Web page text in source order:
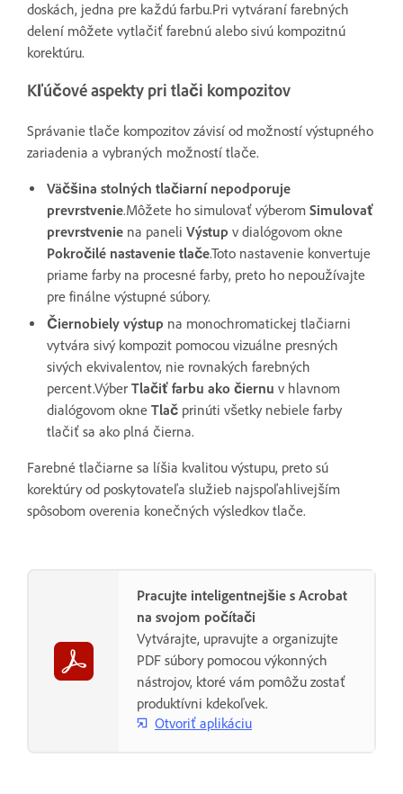
doskách, jedna pre každú farbu.Pri vytváraní farebných
delení môžete vytlačiť farebnú alebo sivú kompozitnú
korektúru.
Kľúčové aspekty pri tlači kompozitov
Správanie tlače kompozitov závisí od možností výstupného
zariadenia a vybraných možností tlače.
Väčšina stolných tlačiarní nepodporuje
prevrstvenie.Môžete ho simulovať výberom Simulovať
prevrstvenie na paneli Výstup v dialógovom okne
Pokročilé nastavenie tlače.Toto nastavenie konvertuje
priame farby na procesné farby, preto ho nepoužívajte
pre finálne výstupné súbory.
Čiernobiely výstup na monochromatickej tlačiarni
vytvára sivý kompozit pomocou vizuálne presných
sivých ekvivalentov, nie rovnakých farebných
percent.Výber Tlačiť farbu ako čiernu v hlavnom
dialógovom okne Tlač prinúti všetky nebiele farby
tlačiť sa ako plná čierna.
Farebné tlačiarne sa líšia kvalitou výstupu, preto sú
korektúry od poskytovateľa služieb najspoľahlivejším
spôsobom overenia konečných výsledkov tlače.
Pracujte inteligentnejšie s Acrobat
na svojom počítači
Vytvárajte, upravujte a organizujte
PDF súbory pomocou výkonných
nástrojov, ktoré vám pomôžu zostať
produktívni kdekoľvek.
Otvoriť aplikáciu